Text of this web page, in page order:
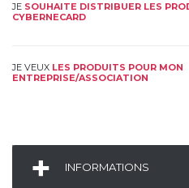
JE SOUHAITE DISTRIBUER LES
CYBERNECARD
JE VEUX LES PRODUITS POUR MON
ENTREPRISE/ASSOCIATION
INFORMATIONS